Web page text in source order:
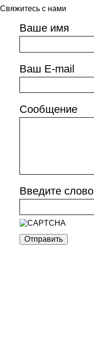
Свяжитесь с нами
Ваше имя
Ваш E-mail
Сообщение
Введите